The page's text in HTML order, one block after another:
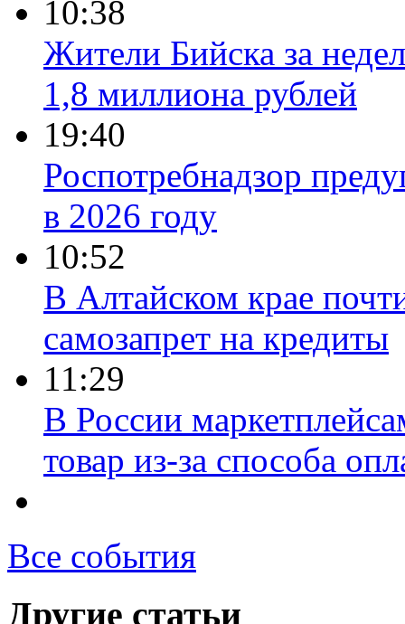
10:38
Жители Бийска за
1,8 миллиона рублей
19:40
Роспотребнадзор
в 2026 году
10:52
В Алтайском крае
самозапрет на кредиты
11:29
В России
товар из-за способа
Все события
Другие статьи